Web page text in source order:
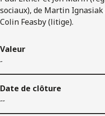
sociaux), de Martin
Colin Feasby (litige).
Valeur
-
Date de clôture
--